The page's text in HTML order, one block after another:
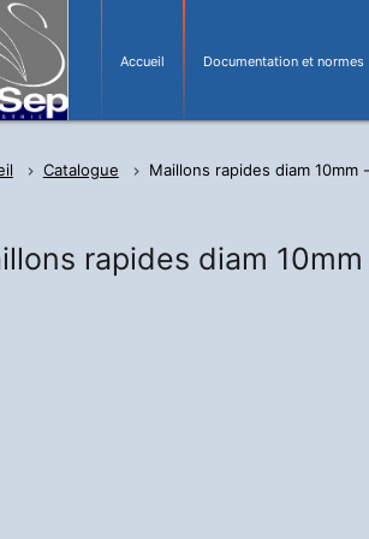
Accueil Documentation et normes
Catalogue Maillons rapides diam 10mm
rapides diam